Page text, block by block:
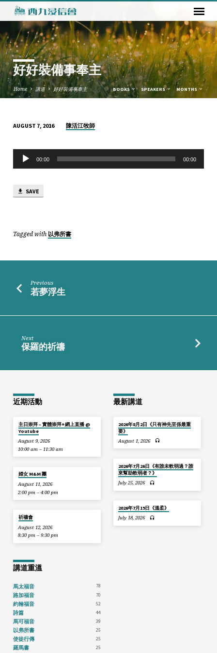
好好裝備事奉主
Home 講道 好好裝備事奉主 BOOKS SPEAKERS MONTHS
好
裝
備
奉
AUGUST 7, 2016 陳活江牧師
Audio
Player
00:00 00:00
SAVE
Tagged with 以弗所書
Previous
若夢浮生
Next
保羅的祈禱
近期活動
主日崇拜 – 實體崇拜+網上直播 @
Youtube
August 9, 2026
10:00 am – 11:30 am
婦女 M&M 團
August 11, 2026
2:00 pm – 4:00 pm
祈禱會
August 12, 2026
8:30 pm – 9:30 pm
最新講道
2026年8月2日《只有神先至係最重
要》
August 1, 2026
2026年7月26日《有誰未軟弱過？誰
來幫助軟弱者？》
July 25, 2026
2026年7月19日《溫柔》
July 18, 2026
講道重溫
馬太福音 78
路加福音 70
約翰福音 52
詩篇 44
馬可福音 39
以弗所書 25
使徒行傳 25
羅馬書 25